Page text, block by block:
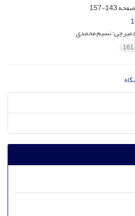
143-157
نسیم محمدی